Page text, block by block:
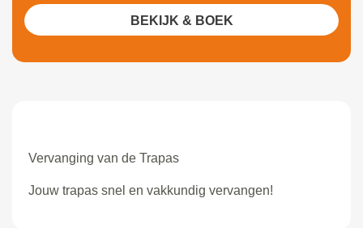
Vervanging van de Trapas
Jouw trapas snel en vakkundig vervangen!
BEKIJK & BOEK